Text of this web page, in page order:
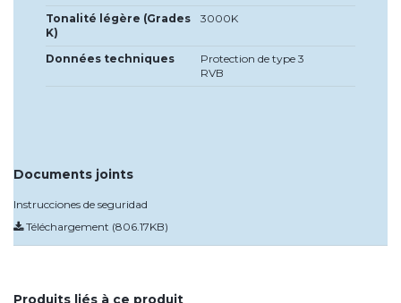
Tonalité légère (Grades
K)
3000K
Données techniques
Protection de type 3
RVB
Documents joints
Instrucciones de seguridad
Téléchargement (806.17KB)
Produits liés à ce produit